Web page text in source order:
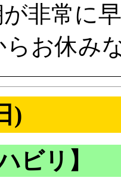
非常に
らお休み
)
ビリ】